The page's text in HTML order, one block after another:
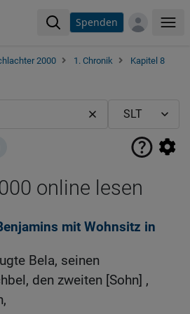
Spenden
2000 1. Chronik
Kapitel 8
online lesen
mit Wohnsitz in
Bela, seinen
den zweiten [Sohn] ,